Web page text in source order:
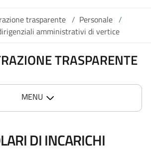
trasparente / Personale /
amministrativi di vertice
TRASPARENTE
MENU
DI INCARICHI